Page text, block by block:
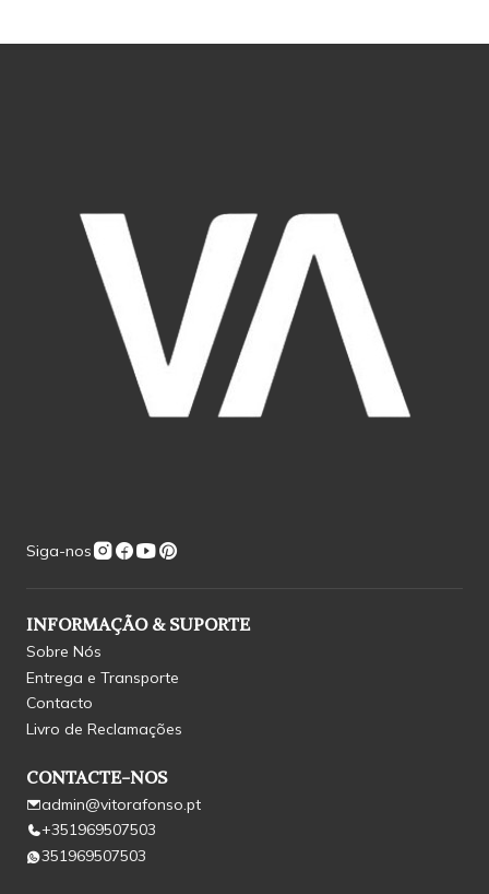
Siga-nos
INFORMAÇÃO & SUPORTE
Sobre Nós
Entrega e Transporte
Contacto
Livro de Reclamações
CONTACTE-NOS
admin@vitorafonso.pt
+351969507503
351969507503